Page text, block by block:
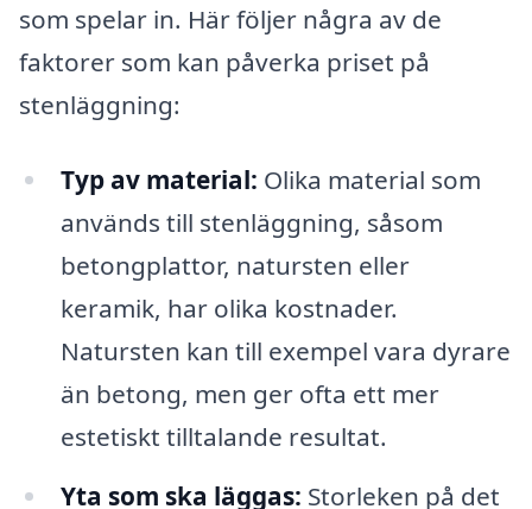
som spelar in. Här följer några av de
faktorer som kan påverka priset på
stenläggning:
Typ av material: Olika material som
används till stenläggning, såsom
betongplattor, natursten eller
keramik, har olika kostnader.
Natursten kan till exempel vara dyrare
än betong, men ger ofta ett mer
estetiskt tilltalande resultat.
Yta som ska läggas: Storleken på det